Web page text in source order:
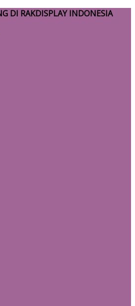
DI RAKDISPLAY INDONESIA